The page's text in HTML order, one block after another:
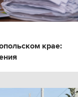
крае: